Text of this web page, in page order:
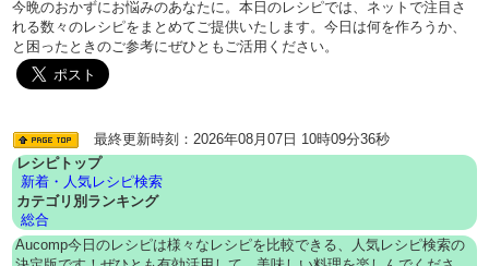
今晩のおかずにお悩みのあなたに。本日のレシピでは、ネットで注目さ
れる数々のレシピをまとめてご提供いたします。今日は何を作ろうか、
と困ったときのご参考にぜひともご活用ください。
最終更新時刻：2026年08月07日 10時09分36秒
レシピトップ
新着・人気レシピ検索
カテゴリ別ランキング
総合
Aucomp今日のレシピは様々なレシピを比較できる、人気レシピ検索の